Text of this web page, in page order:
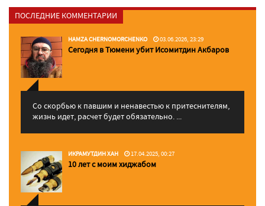
ПОСЛЕДНИЕ КОММЕНТАРИИ
HAMZA CHERNOMORCHENKO 03.06.2026, 23:29
Сегодня в Тюмени убит Исомитдин Акбаров
Со скорбью к павшим и ненавестью к притеснителям,
жизнь идет, расчет будет обязательно. ...
ИКРАМУТДИН ХАН 17.04.2025, 00:27
10 лет с моим хиджабом